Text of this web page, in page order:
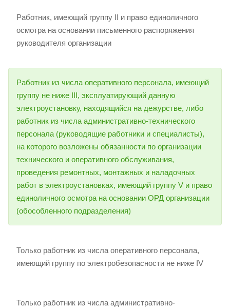
Работник, имеющий группу II и право единоличного
осмотра на основании письменного распоряжения
руководителя организации
Работник из числа оперативного персонала, имеющий
группу не ниже III, эксплуатирующий данную
электроустановку, находящийся на дежурстве, либо
работник из числа административно-технического
персонала (руководящие работники и специалисты),
на которого возложены обязанности по организации
технического и оперативного обслуживания,
проведения ремонтных, монтажных и наладочных
работ в электроустановках, имеющий группу V и право
единоличного осмотра на основании ОРД организации
(обособленного подразделения)
Только работник из числа оперативного персонала,
имеющий группу по электробезопасности не ниже IV
Только работник из числа административно-